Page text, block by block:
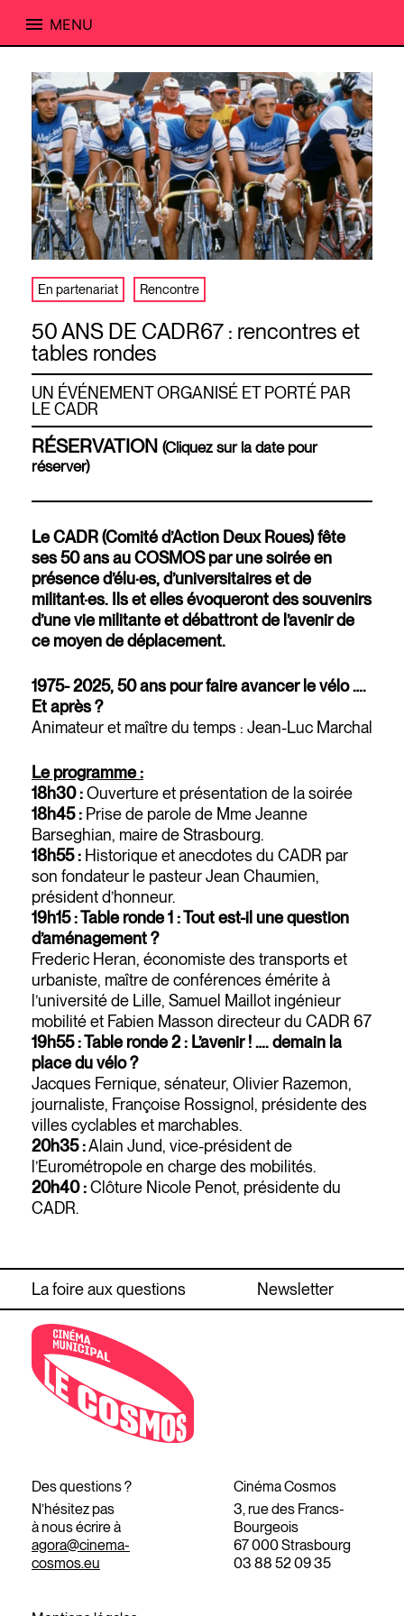
content
MENU
50 ANS DE CADR67 : rencontres et
tables rondes
UN ÉVÉNEMENT ORGANISÉ ET PORTÉ PAR
LE CADR
En partenariat Rencontre
RÉSERVATION (Cliquez sur la date pour
réserver)
Le CADR (Comité d’Action Deux Roues) fête
ses 50 ans au COSMOS par une soirée en
présence d’élu·es, d’universitaires et de
militant·es. Ils et elles évoqueront des souvenirs
d’une vie militante et débattront de l’avenir de
ce moyen de déplacement.
1975- 2025, 50 ans pour faire avancer le vélo ….
Et après ?
Animateur et maître du temps : Jean-Luc Marchal
Le programme :
18h30 :Ouverture et présentation de la soirée
18h45 : Prise de parole de Mme Jeanne
Barseghian, maire de Strasbourg.
18h55 : Historique et anecdotes du CADR par
son fondateur le pasteur Jean Chaumien,
président d’honneur.
19h15 : Table ronde 1 : Tout est-il une question
d’aménagement ?
Frederic Heran, économiste des transports et
urbaniste, maître de conférences émérite à
l’université de Lille, Samuel Maillot ingénieur
mobilité et Fabien Masson directeur du CADR 67
19h55 : Table ronde 2 : L’avenir ! …. demain la
place du vélo ?
Jacques Fernique, sénateur, Olivier Razemon,
journaliste, Françoise Rossignol, présidente des
villes cyclables et marchables.
20h35 :Alain Jund, vice-président de
l’Eurométropole en charge des mobilités.
20h40 :Clôture Nicole Penot, présidente du
CADR.
La foire aux questions Newsletter
Des questions ?
N’hésitez pas
à nous écrire à
agora@cinema-
cosmos.eu
Cinéma Cosmos
3, rue des Francs-
Bourgeois
67 000 Strasbourg
03 88 52 09 35